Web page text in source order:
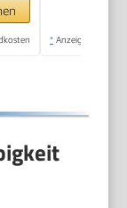
* Anzeige